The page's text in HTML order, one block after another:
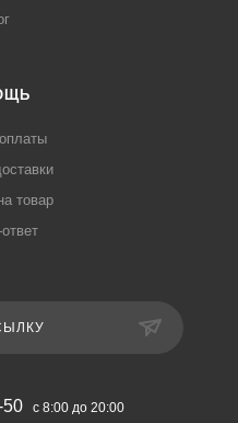
товар
50 с 8:00 до 20:00